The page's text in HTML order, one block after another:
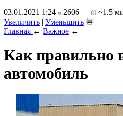
03.01.2021 1:24
2606
~1.5
Увеличить | Уменьшить
Главная ← Важное ←
Как правильно
автомобиль